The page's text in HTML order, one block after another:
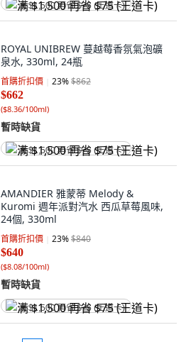
满 $1,500 再省 $75 (王道卡)
ROYAL UNIBREW 蔓越莓香氛氣泡礦
泉水, 330ml, 24瓶
首購折扣價 23%$862
$662
($8.36/100ml)
暫時缺貨
满 $1,500 再省 $75 (王道卡)
AMANDIER 雅蒙蒂 Melody &
Kuromi 週年派對汽水 西瓜草莓風味,
24個, 330ml
首購折扣價 23%$840
$640
($8.08/100ml)
暫時缺貨
满 $1,500 再省 $75 (王道卡)